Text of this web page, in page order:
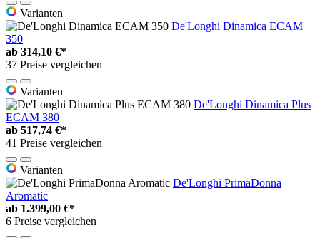
Varianten
De'Longhi Dinamica ECAM
350
ab 314,10 €*
37 Preise vergleichen
Varianten
De'Longhi Dinamica Plus
ECAM 380
ab 517,74 €*
41 Preise vergleichen
Varianten
De'Longhi PrimaDonna
Aromatic
ab 1.399,00 €*
6 Preise vergleichen